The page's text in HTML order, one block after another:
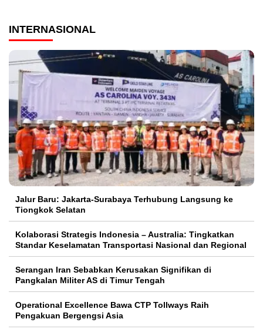
INTERNASIONAL
Jalur Baru: Jakarta-Surabaya Terhubung Langsung ke
Tiongkok Selatan
Kolaborasi Strategis Indonesia – Australia: Tingkatkan
Standar Keselamatan Transportasi Nasional dan Regional
Serangan Iran Sebabkan Kerusakan Signifikan di
Pangkalan Militer AS di Timur Tengah
Operational Excellence Bawa CTP Tollways Raih
Pengakuan Bergengsi Asia